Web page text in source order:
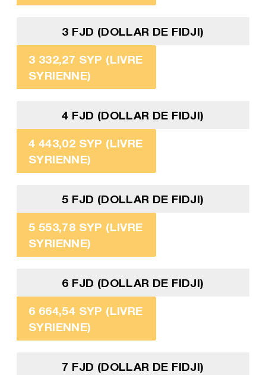
3 FJD (DOLLAR DE FIDJI)
3 332,27 SYP (LIVRE
SYRIENNE)
4 FJD (DOLLAR DE FIDJI)
4 443,02 SYP (LIVRE
SYRIENNE)
5 FJD (DOLLAR DE FIDJI)
5 553,78 SYP (LIVRE
SYRIENNE)
6 FJD (DOLLAR DE FIDJI)
6 664,54 SYP (LIVRE
SYRIENNE)
7 FJD (DOLLAR DE FIDJI)